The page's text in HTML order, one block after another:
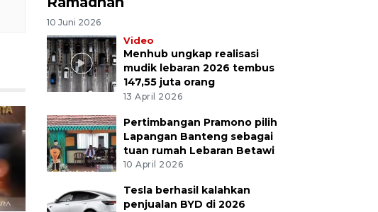
10 Juni 2026
Video
Menhub ungkap realisasi
mudik lebaran 2026 tembus
147,55 juta orang
13 April 2026
Pertimbangan Pramono pilih
Lapangan Banteng sebagai
tuan rumah Lebaran Betawi
10 April 2026
Tesla berhasil kalahkan
penjualan BYD di 2026